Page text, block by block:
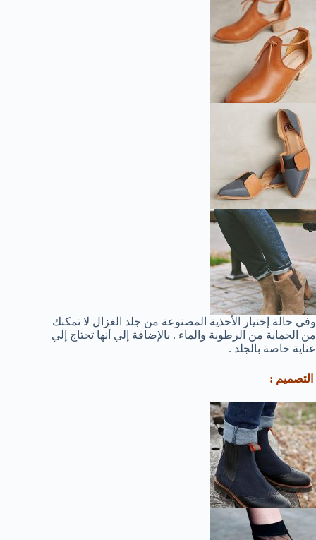
وفي حالة إختيار الأحذية المصنوعة من جلد الغزال لا تمكنك
من الحماية من الرطوبة والماء . بالإضافة إلي أنها تحتاج إلي
عناية خاصة بالجلد .
التصميم :